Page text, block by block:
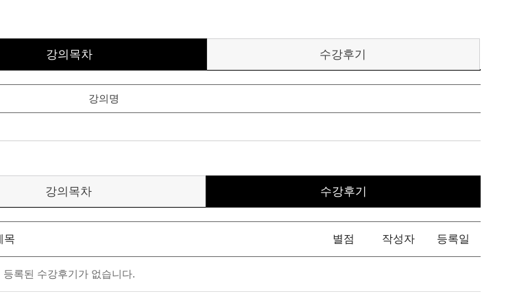
강의목차 수강후기
강의명
강의목차 수강후기